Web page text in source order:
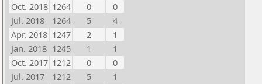
Oct. 2018 1264 0
0
Jul. 2018
1264 5
4
Apr. 2018 1247 2
1
Jan. 2018 1245 1
1
Oct. 2017 1212 0
0
Jul. 2017
1212 5
1